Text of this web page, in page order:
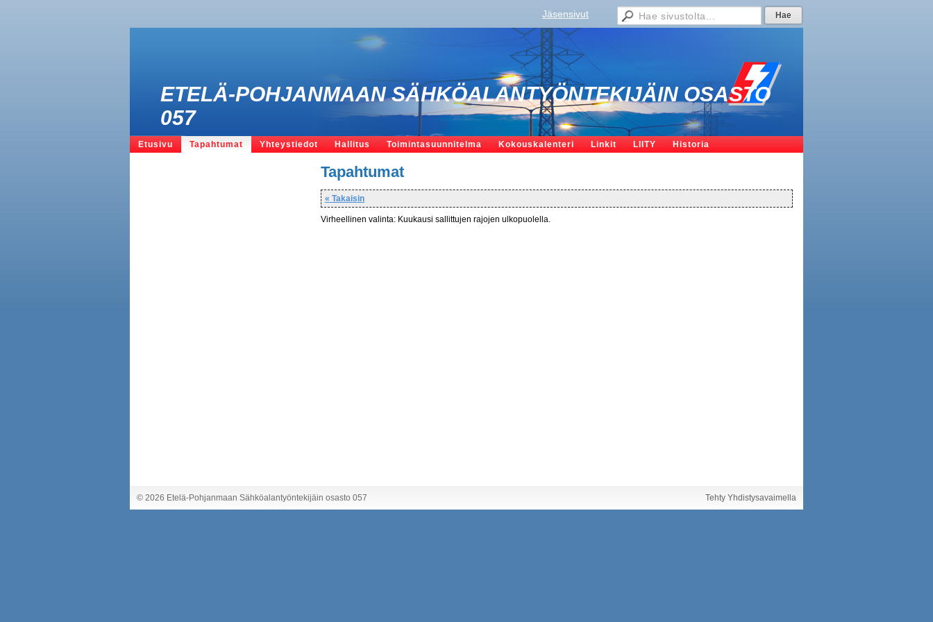
Jäsensivut
ETELÄ-POHJANMAAN SÄHKÖALANTYÖNTEKIJÄIN OSASTO
057
Etusivu Tapahtumat Yhteystiedot Hallitus Toimintasuunnitelma Kokouskalenteri Linkit LIITY Historia
Tapahtumat
« Takaisin
Virheellinen valinta: Kuukausi sallittujen rajojen ulkopuolella.
Tehty Yhdistysavaimella
© 2026 Etelä-Pohjanmaan Sähköalantyöntekijäin osasto 057